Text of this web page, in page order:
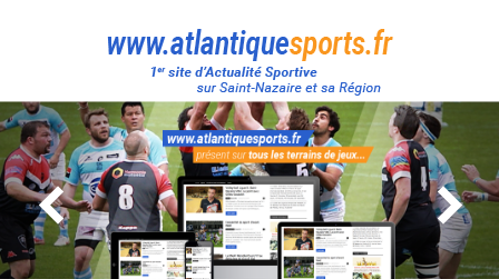
Atlantique
Sport